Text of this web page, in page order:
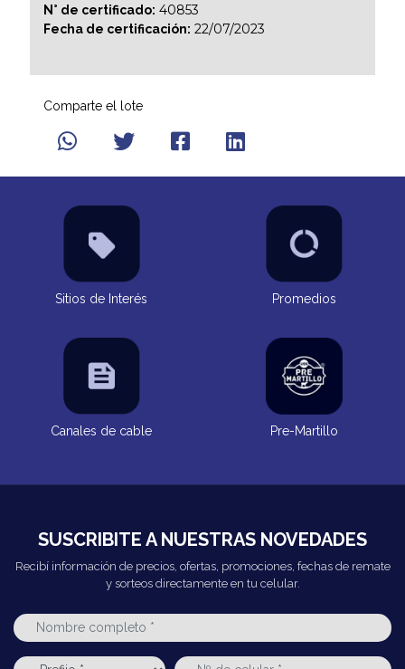
N° de certificado: 40853
Fecha de certificación: 22/07/2023
Comparte el lote
Sitios de Interés Promedios
Canales de cable Pre-Martillo
SUSCRIBITE A NUESTRAS NOVEDADES
Recibí información de precios, ofertas, promociones, fechas de remate
y sorteos directamente en tu celular.